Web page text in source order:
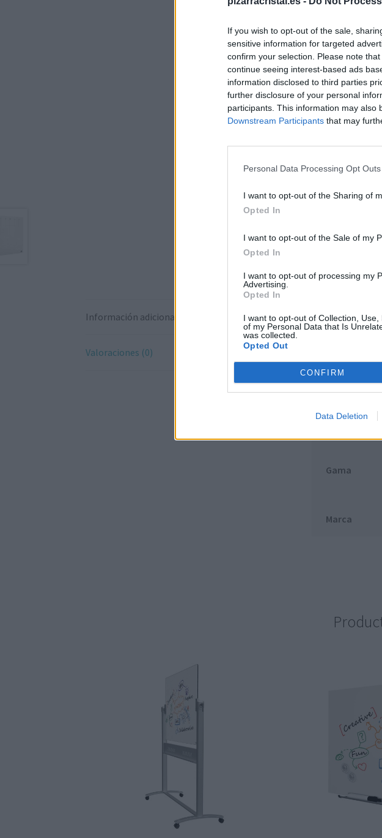
If you wish to opt-out of the sale,
sensitive information for targeted
confirm your selection. Please note
continue seeing interest-based ads
information disclosed to third parties
further disclosure of your personal
participants. This information may also
Downstream Participants that may
Personal Data Processing Opt Outs
I want to opt-out of the Sharing of
Opted In
I want to opt-out of the Sale of my
Opted In
I want to opt-out of processing my
Advertising.
Opted In
I want to opt-out of Collection,
of my Personal Data that Is
was collected.
Opted Out
CONFIRM
Data Deletion
SKU:
Información adicional
Valoraciones (0)
Dimensiones
Color
Gama
Marca